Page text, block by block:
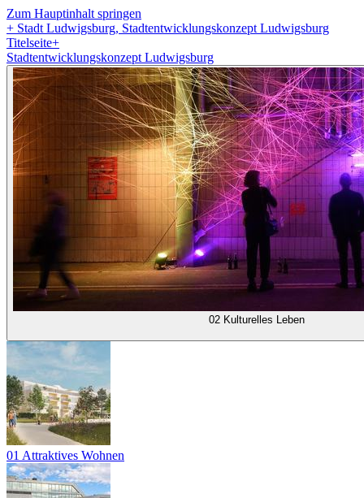
Zum Hauptinhalt springen
+ Stadt Ludwigsburg, Stadtentwicklungskonzept Ludwigsburg
Titelseite+
Stadtentwicklungskonzept Ludwigsburg
02 Kulturelles Leben
01 Attraktives Wohnen